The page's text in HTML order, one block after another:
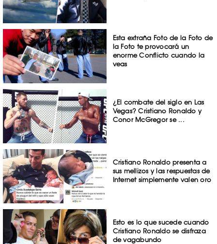
Esta extraña Foto de la Foto de
la Foto te provocará un
enorme Conflicto cuando la
veas
¿El combate del siglo en Las
Vegas? Cristiano Ronaldo y
Conor McGregor se ...
Cristiano Ronaldo presenta a
sus mellizos y las respuestas de
Internet simplemente valen oro
Esto es lo que sucede cuando
Cristiano Ronaldo se disfraza
de vagabundo